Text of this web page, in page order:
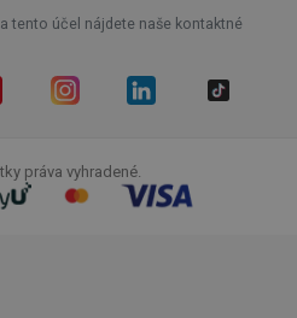
tento účel nájdete naše kontaktné
práva vyhradené.